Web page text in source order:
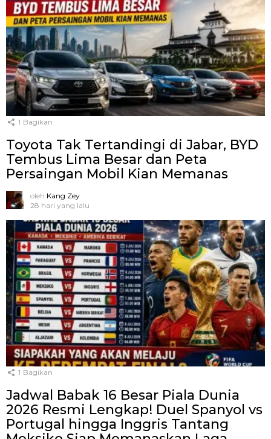
1 Bagikan
Toyota Tak Tertandingi di Jabar, BYD
Tembus Lima Besar dan Peta
Persaingan Mobil Kian Memanas
oleh Kang Zey
28 hari yang lalu
1 Bagikan
Jadwal Babak 16 Besar Piala Dunia
2026 Resmi Lengkap! Duel Spanyol vs
Portugal hingga Inggris Tantang